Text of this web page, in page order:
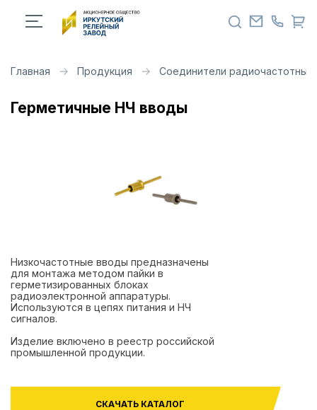
Главная Продукция Соединители радиочастотные
Герметичные НЧ вводы
Низкочастотные вводы предназначены
для монтажа методом пайки в
герметизированных блоках
радиоэлектронной аппаратуры.
Используются в цепях питания и НЧ
сигналов.
Изделие включено в реестр российской
промышленной продукции.
СКАЧАТЬ КАТАЛОГ